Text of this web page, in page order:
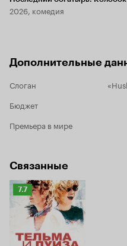
2026, комедия
Дополнительные
Слоган
Бюджет
Премьера в мире
Связанные
Рейтинг
Кинопоиска
7.7